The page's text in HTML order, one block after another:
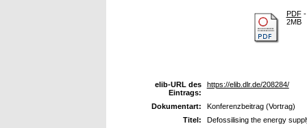
PDF-
2MB
elib-URL des
Eintrags:
https://elib.dlr.de/208284/
Dokumentart:
Konferenzbeitrag (Vortrag)
Titel:
Defossilising the energy